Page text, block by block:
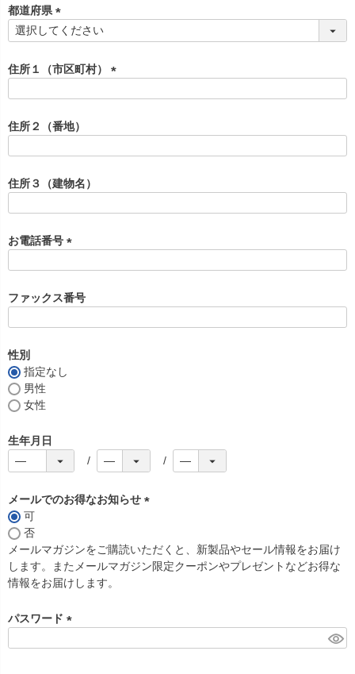
須
)
都道府県
(
須
)
住所１（市区町村）
)
住所２（番地）
住所３（建物名）
お電話番号
須
)
ファックス番号
性別
指定なし
男性
女性
生年月日
メールでのお得なお知らせ
須
)
可
否
メールマガジンをご購読いただくと、新製品やセール情報をお届け
します。またメールマガジン限定クーポンやプレゼントなどお得な
情報をお届けします。
パスワード